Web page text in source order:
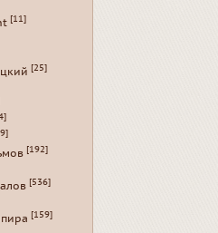
[11]
[25]
[192]
[536]
[159]